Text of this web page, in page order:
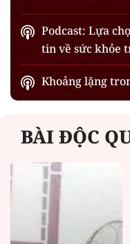
Podcast: Lựa
tin về sức khỏe
Khoảng lặng
BÀI ĐỘC